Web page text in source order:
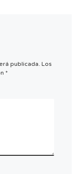
publicada. Los
*